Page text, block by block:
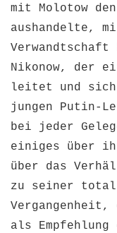
mit Molotow
aushandelte,
Nikonow, der
leitet und sich
jungen Putin-
bei jeder
einiges über
über das
zu seiner
Vergangenheit,
als